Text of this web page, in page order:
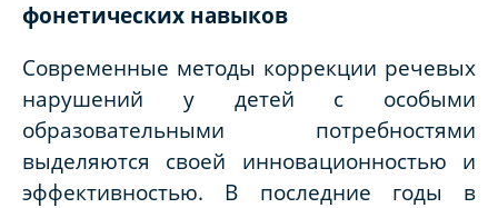
фонетических навыков
Современные методы коррекции речевых
нарушений у детей с особыми
образовательными потребностями
выделяются своей инновационностью и
эффективностью. В последние годы в